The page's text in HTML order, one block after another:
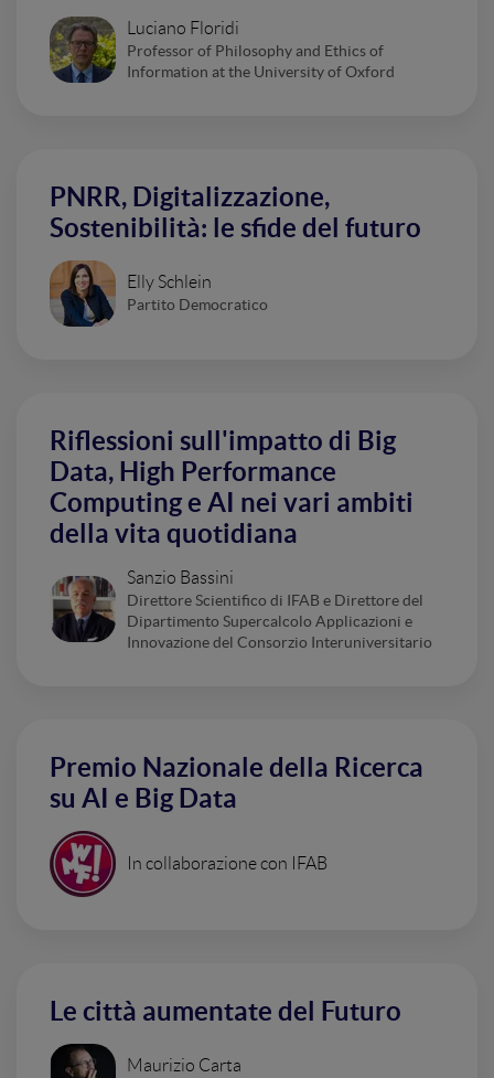
Luciano Floridi
Professor of Philosophy and Ethics of
Information at the University of Oxford
PNRR, Digitalizzazione,
Sostenibilità: le sfide del futuro
Elly Schlein
Partito Democratico
Riflessioni sull'impatto di Big
Data, High Performance
Computing e AI nei vari ambiti
della vita quotidiana
Sanzio Bassini
Direttore Scientifico di IFAB e Direttore del
Dipartimento Supercalcolo Applicazioni e
Innovazione del Consorzio Interuniversitario
Premio Nazionale della Ricerca
su AI e Big Data
In collaborazione con IFAB
Le città aumentate del Futuro
Maurizio Carta